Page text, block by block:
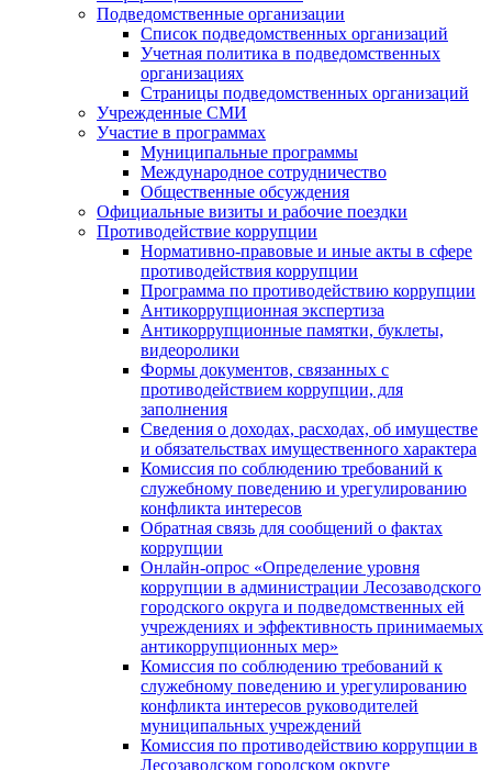
Подведомственные организации
Список подведомственных организаций
Учетная политика в подведомственных
организациях
Страницы подведомственных организаций
Учрежденные СМИ
Участие в программах
Муниципальные программы
Международное сотрудничество
Общественные обсуждения
Официальные визиты и рабочие поездки
Противодействие коррупции
Нормативно-правовые и иные акты в сфере
противодействия коррупции
Программа по противодействию коррупции
Антикоррупционная экспертиза
Антикоррупционные памятки, буклеты,
видеоролики
Формы документов, связанных с
противодействием коррупции, для
заполнения
Сведения о доходах, расходах, об имуществе
и обязательствах имущественного характера
Комиссия по соблюдению требований к
служебному поведению и урегулированию
конфликта интересов
Обратная связь для сообщений о фактах
коррупции
Онлайн-опрос «Определение уровня
коррупции в администрации Лесозаводского
городского округа и подведомственных ей
учреждениях и эффективность принимаемых
антикоррупционных мер»
Комиссия по соблюдению требований к
служебному поведению и урегулированию
конфликта интересов руководителей
муниципальных учреждений
Комиссия по противодействию коррупции в
Лесозаводском городском округе